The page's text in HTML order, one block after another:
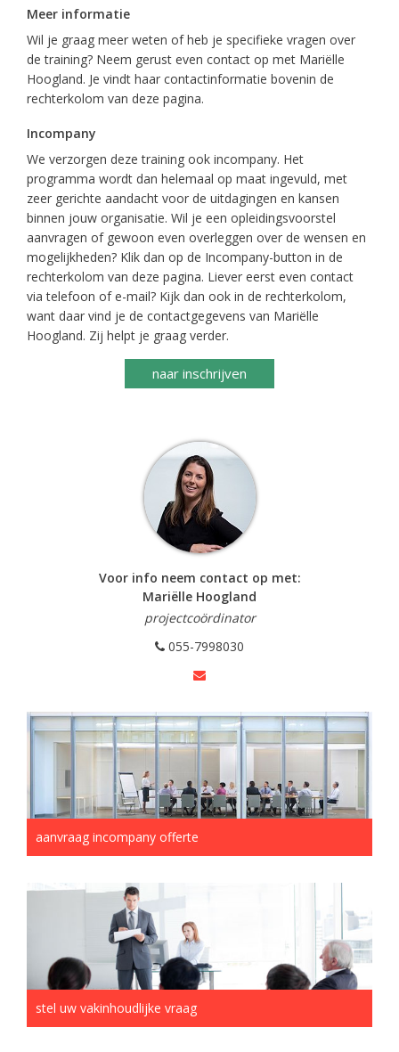
Meer informatie
Wil je graag meer weten of heb je specifieke vragen over
de training? Neem gerust even contact op met Mariëlle
Hoogland. Je vindt haar contactinformatie bovenin de
rechterkolom van deze pagina.
Incompany
We verzorgen deze training ook incompany. Het
programma wordt dan helemaal op maat ingevuld, met
zeer gerichte aandacht voor de uitdagingen en kansen
binnen jouw organisatie. Wil je een opleidingsvoorstel
aanvragen of gewoon even overleggen over de wensen en
mogelijkheden? Klik dan op de Incompany-button in de
rechterkolom van deze pagina. Liever eerst even contact
via telefoon of e-mail? Kijk dan ook in de rechterkolom,
want daar vind je de contactgegevens van Mariëlle
Hoogland. Zij helpt je graag verder.
naar inschrijven
Voor info neem contact op met:
Mariëlle Hoogland
projectcoördinator
055-7998030
aanvraag incompany offerte
stel uw vakinhoudlijke vraag